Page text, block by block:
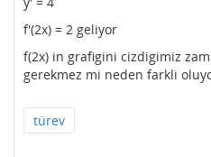
f'(2x) = 2 geliyor
f(2x) in grafigini cizdigimiz
gerekmez mi neden farkli
türev